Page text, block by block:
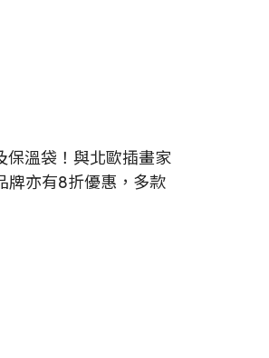
保溫袋！與北歐插畫家
牌亦有8折優惠，多款